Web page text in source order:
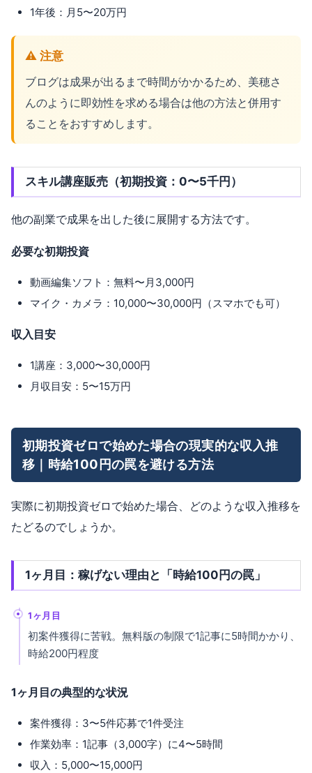
1年後：月5〜20万円
⚠️ 注意
ブログは成果が出るまで時間がかかるため、美穂さ
んのように即効性を求める場合は他の方法と併用す
ることをおすすめします。
スキル講座販売（初期投資：0〜5千円）
他の副業で成果を出した後に展開する方法です。
必要な初期投資
動画編集ソフト：無料〜月3,000円
マイク・カメラ：10,000〜30,000円（スマホでも可）
収入目安
1講座：3,000〜30,000円
月収目安：5〜15万円
初期投資ゼロで始めた場合の現実的な収入推
移｜時給100円の罠を避ける方法
実際に初期投資ゼロで始めた場合、どのような収入推移を
たどるのでしょうか。
1ヶ月目：稼げない理由と「時給100円の罠」
1ヶ月目
初案件獲得に苦戦。無料版の制限で1記事に5時間かかり、
時給200円程度
1ヶ月目の典型的な状況
案件獲得：3〜5件応募で1件受注
作業効率：1記事（3,000字）に4〜5時間
収入：5,000〜15,000円